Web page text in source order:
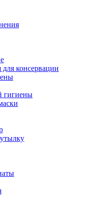
консервации
гигиены